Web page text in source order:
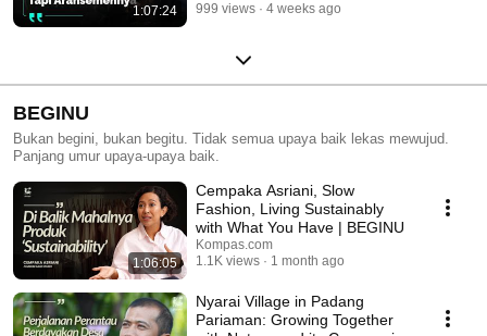
1:07:24
999 views
4 weeks ago
BEGINU
Bukan begini, bukan begitu. Tidak semua upaya baik lekas mewujud.
Panjang umur upaya-upaya baik.
1:06:05
Cempaka Asriani, Slow
Fashion, Living Sustainably
with What You Have | BEGINU
Kompas.com
1.1K views
1 month ago
Nyarai Village in Padang
Pariaman: Growing Together